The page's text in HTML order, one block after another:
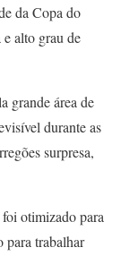
da Copa do
alto grau de
grande área de
durante as
surpresa,
otimizado para
para trabalhar